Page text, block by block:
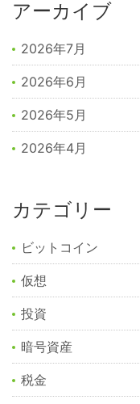
アーカイブ
2026年7月
2026年6月
2026年5月
2026年4月
カテゴリー
ビットコイン
仮想
投資
暗号資産
税金